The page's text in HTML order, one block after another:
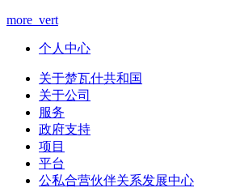
more_vert
个人中心
关于楚瓦什共和国
关于公司
服务
政府支持
项目
平台
公私合营伙伴关系发展中心